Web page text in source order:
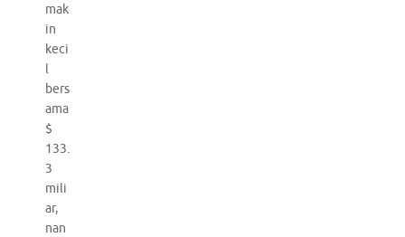
mak
in
keci
l
bers
ama
$
133.
3
mili
ar,
nan